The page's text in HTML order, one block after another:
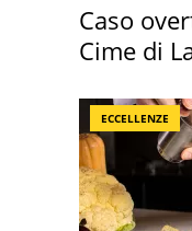
Caso
Cime di
ECCELLENZE